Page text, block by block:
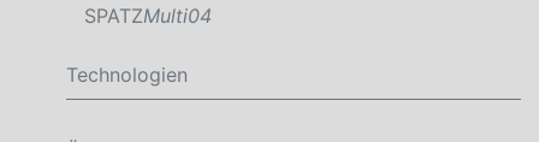
SPATZMulti04
Technologien